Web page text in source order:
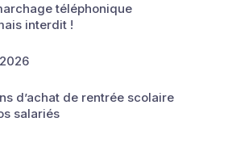
téléphonique
interdit !
d’achat de rentrée scolaire
salariés